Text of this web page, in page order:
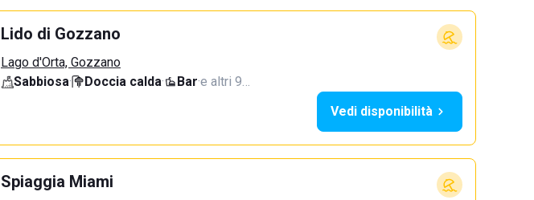
Lido di Gozzano
Lago d'Orta, Gozzano
Sabbiosa· Doccia calda· Bar·e altri 9…
Vedi disponibilità
Spiaggia Miami